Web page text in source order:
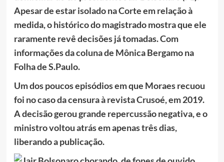
Apesar de estar isolado na Corte em relação à
medida, o histórico do magistrado mostra que ele
raramente revê decisões já tomadas. Com
informações da coluna de Mônica Bergamo na
Folha de S.Paulo.
Um dos poucos episódios em que Moraes recuou
foi no caso da censura à revista Crusoé, em 2019.
A decisão gerou grande repercussão negativa, e o
ministro voltou atrás em apenas três dias,
liberando a publicação.